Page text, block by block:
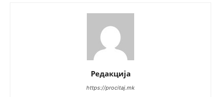
Редакција
https://procitaj.mk